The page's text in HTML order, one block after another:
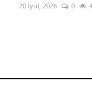
20 İyul, 2026 0